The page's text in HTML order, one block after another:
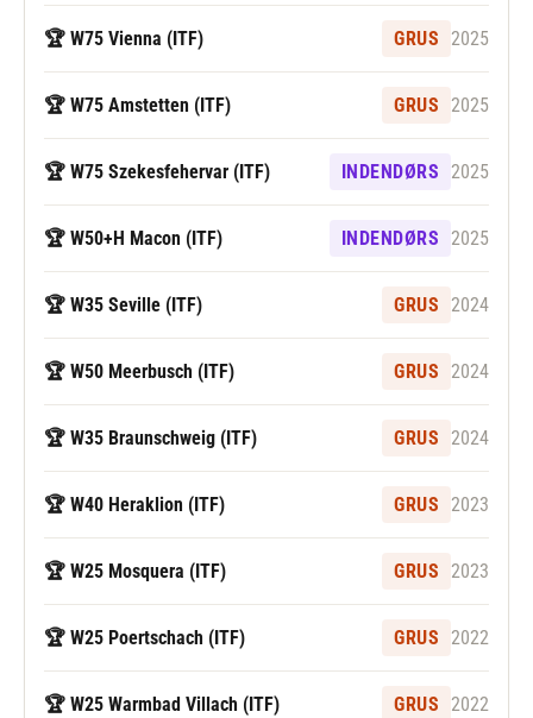
🏆 W75 Vienna (ITF) GRUS 2025
🏆 W75 Amstetten (ITF) GRUS 2025
🏆 W75 Szekesfehervar (ITF) INDENDØRS 2025
🏆 W50+H Macon (ITF) INDENDØRS 2025
🏆 W35 Seville (ITF) GRUS 2024
🏆 W50 Meerbusch (ITF) GRUS 2024
🏆 W35 Braunschweig (ITF) GRUS 2024
🏆 W40 Heraklion (ITF) GRUS 2023
🏆 W25 Mosquera (ITF) GRUS 2023
🏆 W25 Poertschach (ITF) GRUS 2022
🏆 W25 Warmbad Villach (ITF) GRUS 2022